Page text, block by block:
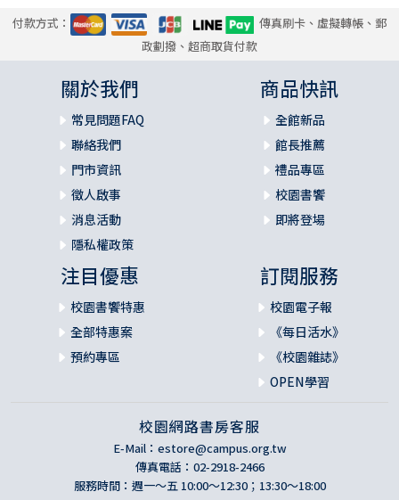
付款方式：
傳真刷卡、虛擬轉帳、郵
政劃撥、超商取貨付款
關於我們
常見問題FAQ
聯絡我們
門市資訊
徵人啟事
消息活動
隱私權政策
商品快訊
全館新品
館長推薦
禮品專區
校園書饗
即將登場
注目優惠
校園書饗特惠
全部特惠案
預約專區
訂閱服務
校園電子報
《每日活水》
《校園雜誌》
OPEN學習
校園網路書房客服
E-Mail： estore@campus.org.tw
傳真電話：02-2918-2466
服務時間：週一～五 10:00～12:30；13:30～18:00